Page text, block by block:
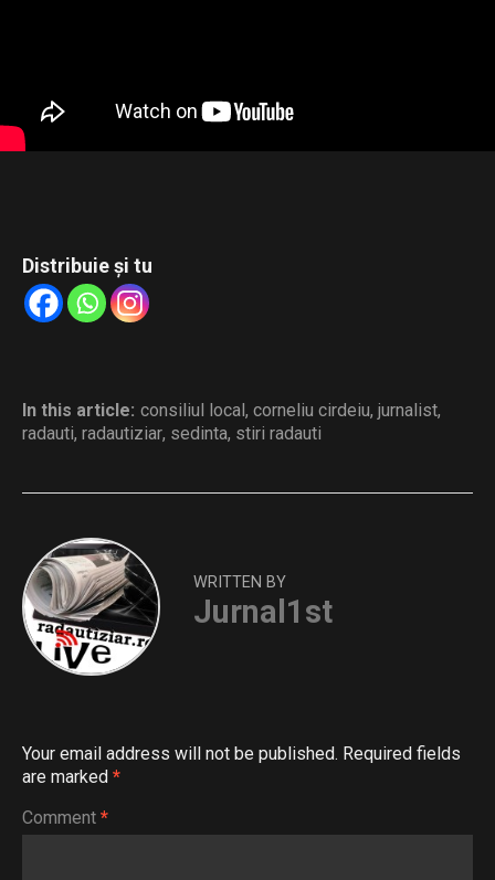
Distribuie și tu
In this article: consiliul local , corneliu cirdeiu, jurnalist,
radauti, radautiziar, sedinta, stiri radauti
WRITTEN BY
Jurnal1st
Your email address will not be published. Required fields
are marked *
Comment *